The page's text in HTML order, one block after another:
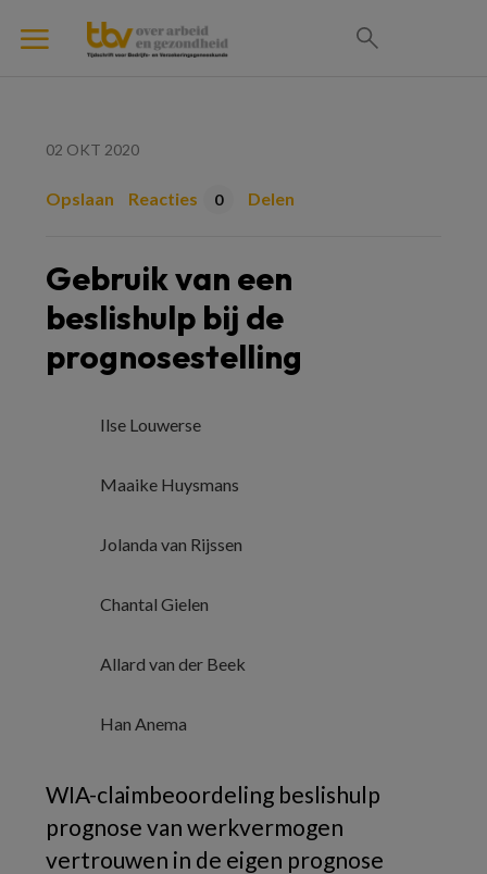
02 OKT 2020
Opslaan Reacties 0 Delen
Gebruik van een
beslishulp bij de
prognosestelling
Ilse Louwerse
Maaike Huysmans
Jolanda van Rijssen
Chantal Gielen
Allard van der Beek
Han Anema
WIA-claimbeoordeling beslishulp
prognose van werkvermogen
vertrouwen in de eigen prognose